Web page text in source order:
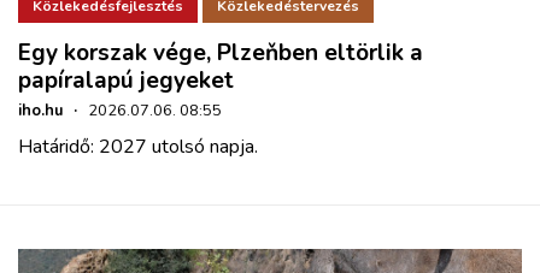
Közlekedésfejlesztés Közlekedéstervezés
Egy korszak vége, Plzeňben eltörlik a
papíralapú jegyeket
iho.hu · 2026.07.06. 08:55
Határidő: 2027 utolsó napja.